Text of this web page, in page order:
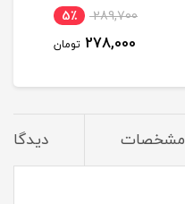
289,700 5٪
278,000 تومان
مشخصات